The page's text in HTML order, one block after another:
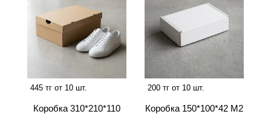
445 тг от 10 шт.
Коробка 310*210*110
200 тг от 10 шт.
Коробка 150*100*42 М2